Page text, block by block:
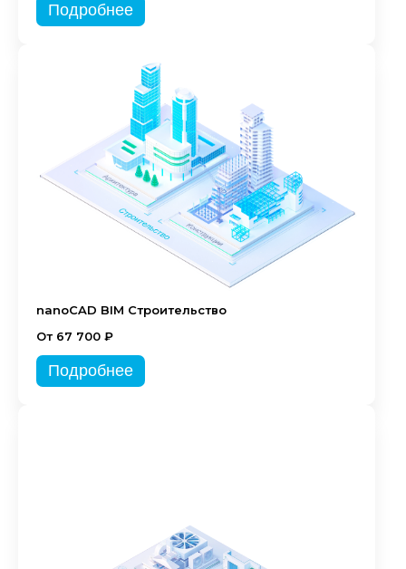
Подробнее
nanoCAD BIM Строительство
От 67 700 ₽
Подробнее